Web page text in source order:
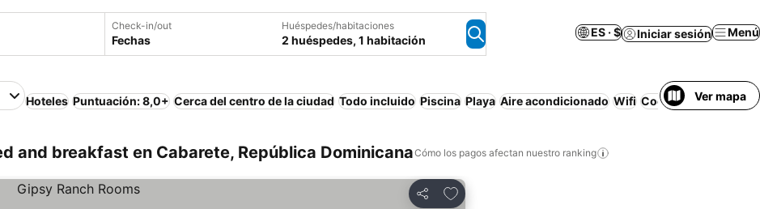
Check-in/out
Fechas
Huéspedes/habitaciones
2 huéspedes, 1 habitación
ES · $ Iniciar sesión Menú
Hoteles Puntuación: 8,0+ Cerca del centro de la ciudad Todo incluido Piscina Playa Aire acondicionado Wifi Cocina Desayuno
Ver mapa
and breakfast en Cabarete, República DominicanaCómo los pagos afectan nuestro ranking
Compartir
Agregar a favoritos